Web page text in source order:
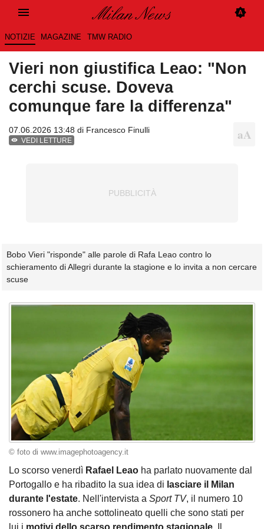
NOTIZIE MAGAZINE TMW RADIO
Vieri non giustifica Leao: "Non
cerchi scuse. Doveva
comunque fare la differenza"
07.06.2026 13:48 di Francesco Finulli
VEDI LETTURE
Bobo Vieri "risponde" alle parole di Rafa Leao contro lo
schieramento di Allegri durante la stagione e lo invita a non cercare
scuse
© foto di www.imagephotoagency.it
Lo scorso venerdì Rafael Leao ha parlato nuovamente dal
Portogallo e ha ribadito la sua idea di lasciare il Milan
durante l'estate. Nell'intervista a Sport TV, il numero 10
rossonero ha anche sottolineato quelli che sono stati per